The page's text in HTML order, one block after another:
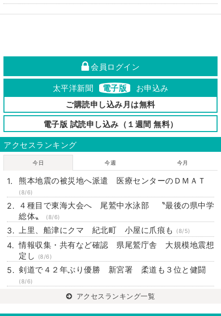
会員ログイン
太平洋新聞 電子版
お申込み
ご購読申し込み月は無料
電子版 試読申し込み（１週間 無料）
アクセスランキング
今日 今週 今月
熊本地震の被災地へ派遣 医療センターのＤＭＡＴ
(8/6)
４種目で東海大会へ 尾鷲中水泳部 〝最後の県中学
総体〟
(8/6)
上里、船津にクマ 紀北町 小屋に爪痕も (8/5)
情報収集・共有など確認 県尾鷲庁舎 大規模地震想
定し
(8/6)
剣道で４２年ぶり優勝 新宮署 柔道も３位と健闘
(8/6)
アクセスランキング一覧